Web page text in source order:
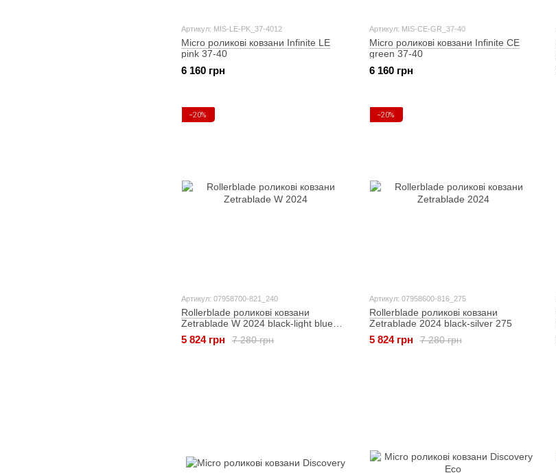
Артикул: MIS-LE-PK_37-4012
Micro роликові ковзани Infinite LE
pink 37-40
6 160 грн
Артикул: MIS-CE-GR_37-40
Micro роликові ковзани Infinite CE
green 37-40
6 160 грн
−20%
Артикул: 07958700-821_240
Rollerblade роликові ковзани
Zetrablade W 2024 black-light blue
240
7 280 грн
5 824 грн
−20%
Артикул: 07958600-816_275
Rollerblade роликові ковзани
Zetrablade 2024 black-silver 275
7 280 грн
5 824 грн